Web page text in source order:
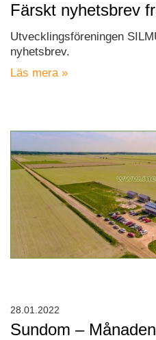
Färskt nyhetsbrev
Utvecklingsföreningen
nyhetsbrev.
Läs mera »
Sundom –
28.01.2022